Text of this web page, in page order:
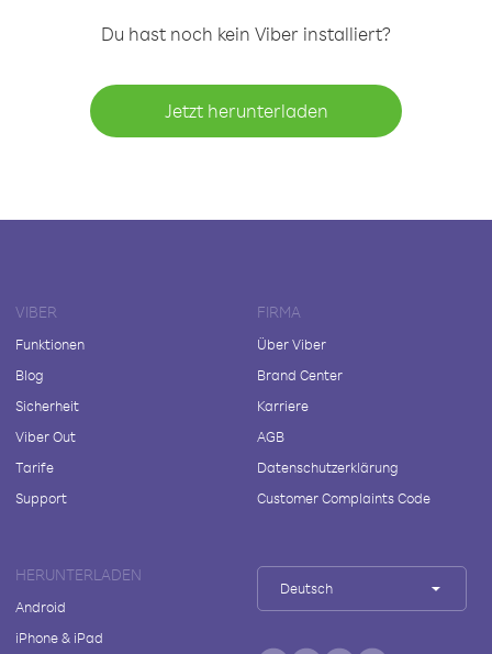
Du hast noch kein Viber installiert?
Jetzt herunterladen
VIBER
Funktionen
Blog
Sicherheit
Viber Out
Tarife
Support
FIRMA
Über Viber
Brand Center
Karriere
AGB
Datenschutzerklärung
Customer Complaints Code
HERUNTERLADEN
Android
iPhone & iPad
Deutsch